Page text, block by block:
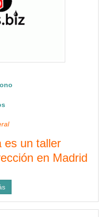
es un taller
en Madrid